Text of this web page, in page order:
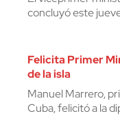
concluyó este
Felicita Primer
de la isla
Manuel Marrero,
Cuba, felicitó a la